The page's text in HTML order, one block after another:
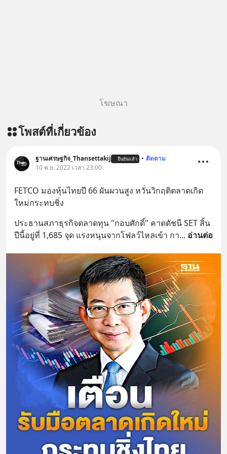
โฆษณา
โพสต์ที่เกี่ยวข้อง
ฐานเศรษฐกิจ_Thansettakij ยืนยันแล้ว • ติดตาม
10 พ.ย. 2022 เวลา 23:00
FETCO มองหุ้นไทยปี 66 ผันผวนสูง หวั่นวิกฤติตลาดเกิด
ใหม่กระทบชิ่ง
ประธานสภาธุรกิจตลาดทุน "กอบศักดิ์" คาดดัชนี SET สิ้น
ปีนี้อยู่ที่ 1,685 จุด แรงหนุนจากโฟลว์ไหลเข้า กา... อ่านต่อ